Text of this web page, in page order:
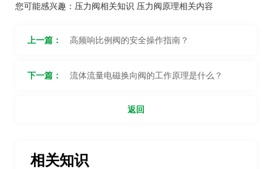
您可能感兴趣： 压力阀相关知识 压力阀原理相关内容
上一篇： 高频响比例阀的安全操作指南？
下一篇： 流体流量电磁换向阀的工作原理是什么？
返回
相关知识